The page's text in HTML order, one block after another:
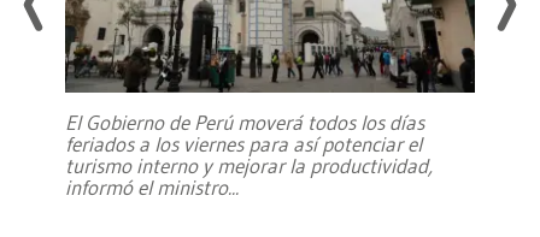
El Gobierno de Perú moverá todos los días
feriados a los viernes para así potenciar el
turismo interno y mejorar la productividad,
informó el ministro...